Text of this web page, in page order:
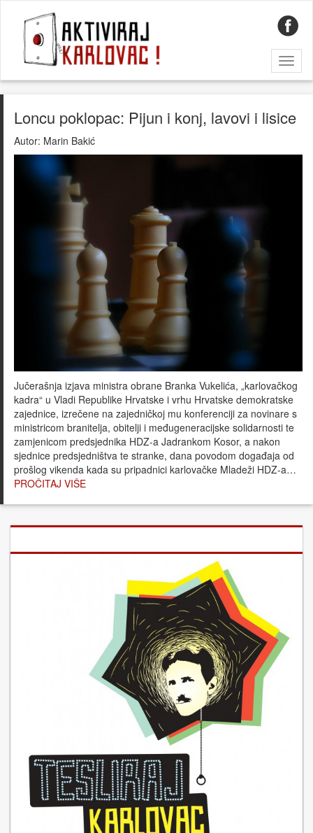
Loncu poklopac: Pijun i konj, lavovi i lisice
Autor: Marin Bakić
Jučerašnja izjava ministra obrane Branka Vukelića, „karlovačkog
kadra“ u Vladi Republike Hrvatske i vrhu Hrvatske demokratske
zajednice, izrečene na zajedničkoj mu konferenciji za novinare s
ministricom branitelja, obitelji i međugeneracijske solidarnosti te
zamjenicom predsjednika HDZ-a Jadrankom Kosor, a nakon
sjednice predsjedništva te stranke, dana povodom događaja od
prošlog vikenda kada su pripadnici karlovačke Mladeži HDZ-a…
PROČITAJ VIŠE